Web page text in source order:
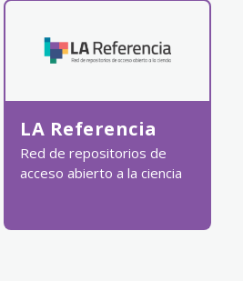
LA Referencia
Red de repositorios de
acceso abierto a la ciencia